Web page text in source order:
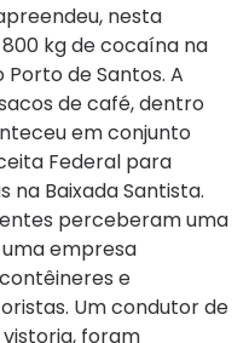
nesta
kg de cocaína na
de Santos. A
de café, dentro
em conjunto
Federal para
Baixada Santista.
perceberam uma
empresa
e
Um condutor de
foram